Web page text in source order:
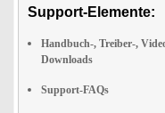
Support-Elemente:
Handbuch-, Treiber-,
Downloads
Support-FAQs